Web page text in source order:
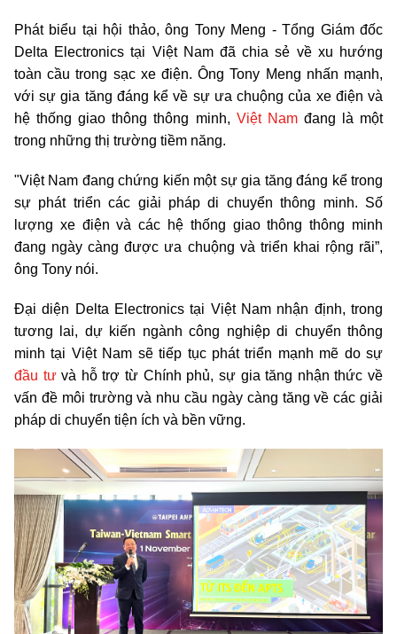
Phát biểu tại hội thảo, ông Tony Meng - Tổng Giám đốc
Delta Electronics tại Việt Nam đã chia sẻ về xu hướng
toàn cầu trong sạc xe điện. Ông Tony Meng nhấn mạnh,
với sự gia tăng đáng kể về sự ưa chuộng của xe điện và
hệ thống giao thông thông minh, Việt Namđang là một
trong những thị trường tiềm năng.
"Việt Nam đang chứng kiến một sự gia tăng đáng kể trong
sự phát triển các giải pháp di chuyển thông minh. Số
lượng xe điện và các hệ thống giao thông thông minh
đang ngày càng được ưa chuộng và triển khai rộng rãi”,
ông Tony nói.
Đại diện Delta Electronics tại Việt Nam nhận định, trong
tương lai, dự kiến ngành công nghiệp di chuyển thông
minh tại Việt Nam sẽ tiếp tục phát triển mạnh mẽ do sự
đầu tưvà hỗ trợ từ Chính phủ, sự gia tăng nhận thức về
vấn đề môi trường và nhu cầu ngày càng tăng về các giải
pháp di chuyển tiện ích và bền vững.